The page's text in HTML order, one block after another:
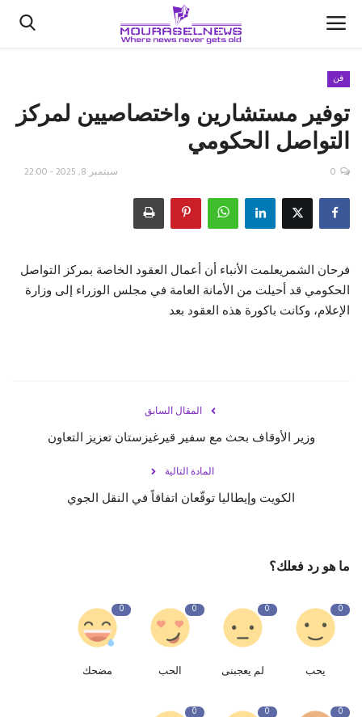
الأخبار
كتّابنا
اقتصاد
علوم وتكنولوجيا
رياضة
فن
توفير مستشارين واختصاصيين لمركز
التواصل الحكومي
سبتمبر 8, 2025 - 22:00 0
فرحان الشمريعلمت الأنباء أن أعمال العقود الخاصة بمركز التواصل
الحكومي قد أحيلت من الأمانة العامة في مجلس الوزراء إلى وزارة
الإعلام، وكانت باكورة هذه العقود بعد
المقال السابق
وزير الأوقاف بحث مع سفير قيرغيزستان تعزيز التعاون
المادة التالية
الكويت وإيطاليا توقّعان اتفاقاً في النقل الجوي
ما هو رد فعلك؟
0
يحب
0
لم يعجبنى
0
الحب
0
مضحك
0
0
0